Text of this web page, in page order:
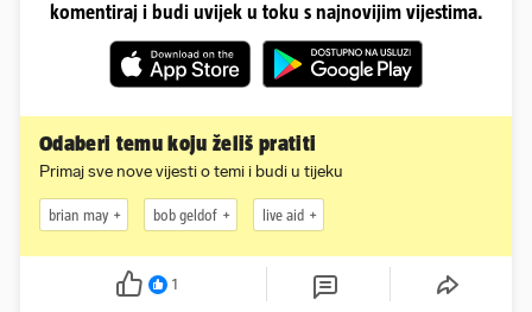
komentiraj i budi uvijek u toku s najnovijim vijestima.
Odaberi temu koju želiš pratiti
Primaj sve nove vijesti o temi i budi u tijeku
brian may bob geldof live aid
1